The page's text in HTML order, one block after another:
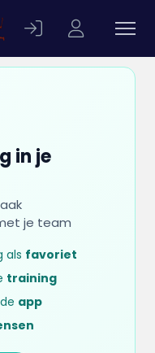
in je
je team
als favoriet
training
app